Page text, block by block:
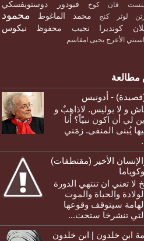
فان كوخ فيودور دوستويفسكي
لوثر كنج محمد الماغوط
محمود
كونديرا نجيب محفوظ
نيكوس
الأعرج يحيى امقاسم
مطالعة
و لا يوليس. لاذاهِبٌ و
لي أن اكون نبيّاً؟ أنا
يُبنى المنفى. زمَني
والإنسان الأخير (مقتطفات)
لا تعني ان تنتهي الدورة
والحياة والموت
سيتوقف وقوعها
تنشرخا ستحت...
ابن خلدون | ابن خلدون